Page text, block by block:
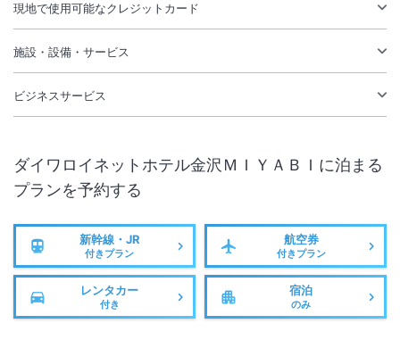
現地で使用可能なクレジットカード
施設・設備・サービス
ビジネスサービス
ダイワロイネットホテル金沢ＭＩＹＡＢＩ に泊まる
プランを予約する
新幹線・JR
付きプラン
航空券
付きプラン
レンタカー
付き
宿泊
のみ